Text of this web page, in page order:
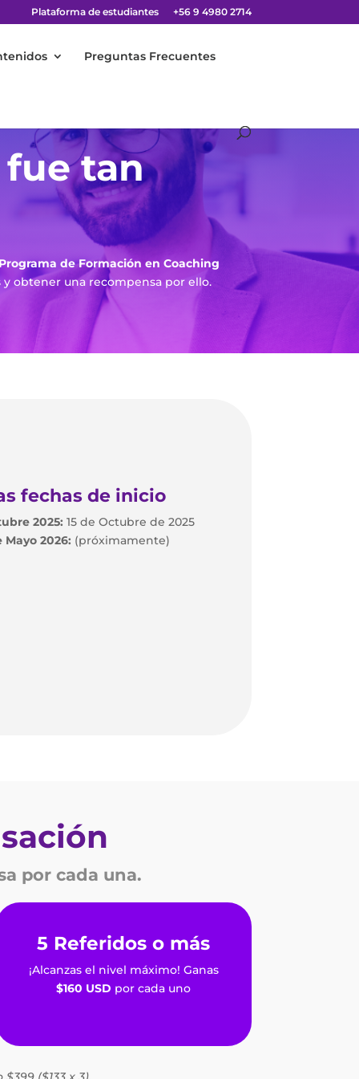
Plataforma de estudiantes +56 9 4980 2714
Preguntas Frecuentes
fue tan
de Formación en Coaching
obtener una recompensa por ello.
fechas de inicio
2025: 15 de Octubre de 2025
2026: (próximamente)
por cada una.
5 Referidos o más
¡Alcanzas el nivel máximo! Ganas
$160 USD por cada uno